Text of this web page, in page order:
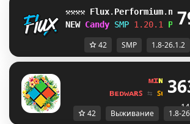
⚒⚒⚒⚒ Flux. Performium. net
NEW Candy SMP 1.20.1 Play
42 SMP 1.8-26.1.2
ᴍɪɴᴇ ʟᴀ
ʙᴇᴅᴡᴀʀꜱ ⇆
42 Выживание 1.8-